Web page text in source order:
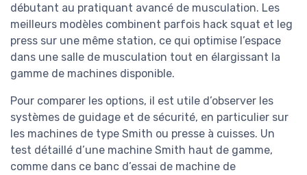
débutant au pratiquant avancé de musculation. Les
meilleurs modèles combinent parfois hack squat et leg
press sur une même station, ce qui optimise l’espace
dans une salle de musculation tout en élargissant la
gamme de machines disponible.
Pour comparer les options, il est utile d’observer les
systèmes de guidage et de sécurité, en particulier sur
les machines de type Smith ou presse à cuisses. Un
test détaillé d’une machine Smith haut de gamme,
comme dans ce banc d’essai de machine de